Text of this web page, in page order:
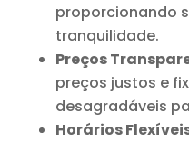
proporcionando
tranquilidade.
Preços
preços justos e
desagradáveis
Horários